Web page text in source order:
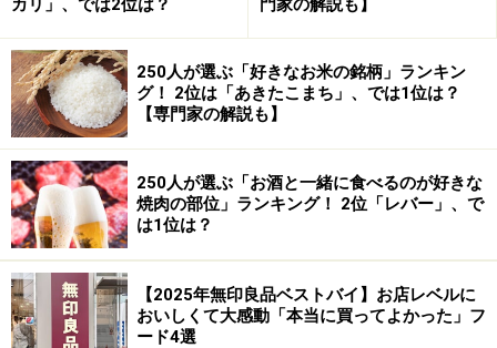
今回の発表を受けて、X（旧Twitter）では「紙ストロ
ー」が日本トレンド1位を獲得。SNSユーザーからは「良
かった良かった。毎回プラストロー変更を伝えるのが手
間だったし、何より味が変わるんだよね」「世論に屈し
てくれて感謝の涙止まらん」「紙ストローって飲んだと
きに口を付けた痕が残るのが…って思っていたのでちょ
っとうれしい」などのコメントが見られた。
ストローの交代で注目されたコンビニがあ
カリ」、では2位は？
門家の解説も】
250人が選ぶ「好きなお米の銘柄」ランキン
グ！ 2位は「あきたこまち」、では1位は？
【専門家の解説も】
250人が選ぶ「お酒と一緒に食べるのが好きな
焼肉の部位」ランキング！ 2位「レバー」、で
は1位は？
【2025年無印良品ベストバイ】お店レベルに
おいしくて大感動「本当に買ってよかった」フ
ード4選